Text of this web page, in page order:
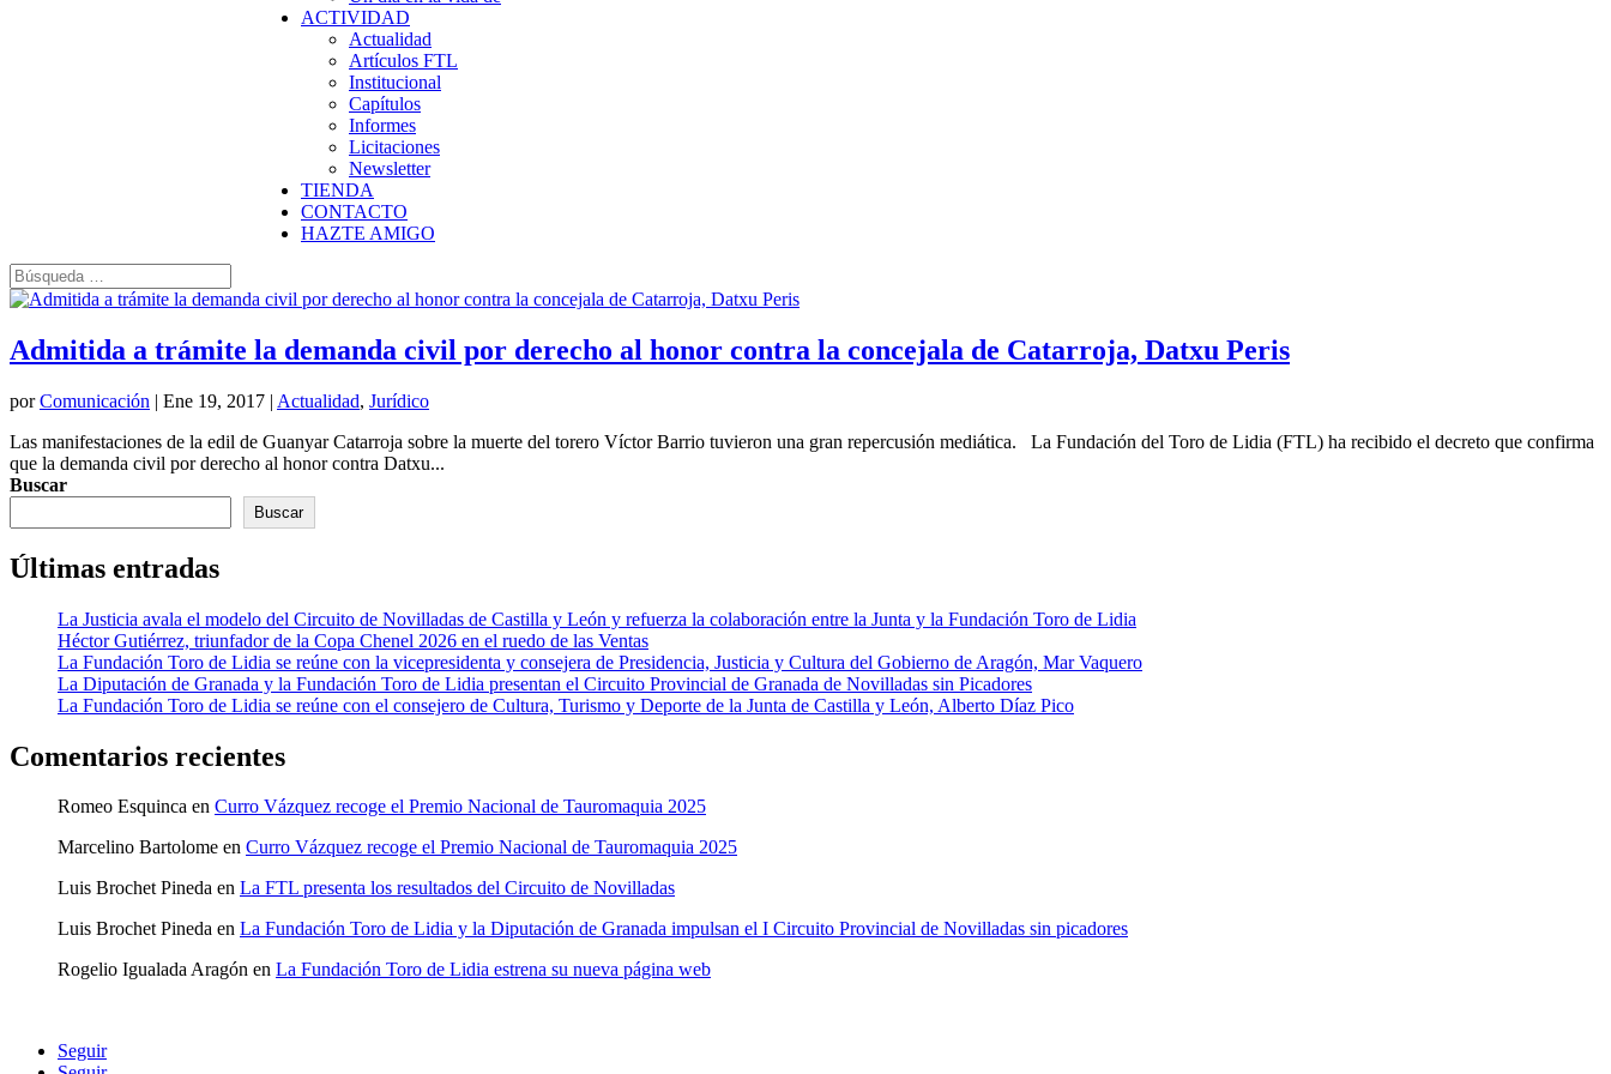
ACTIVIDAD
Actualidad
Artículos FTL
Institucional
Capítulos
Informes
Licitaciones
Newsletter
TIENDA
CONTACTO
HAZTE AMIGO
Admitida a trámite la demanda civil por derecho al honor contra la concejala de Catarroja, Datxu Peris
porComunicación | Ene 19, 2017 | Actualidad, Jurídico
Las manifestaciones de la edil de Guanyar Catarroja sobre la muerte del torero Víctor Barrio tuvieron una gran repercusión mediática. La Fundación del Toro de Lidia (FTL) ha recibido el decreto que confirma
que la demanda civil por derecho al honor contra Datxu...
Buscar
Buscar
Últimas entradas
La Justicia avala el modelo del Circuito de Novilladas de Castilla y León y refuerza la colaboración entre la Junta y la Fundación Toro de Lidia
Héctor Gutiérrez, triunfador de la Copa Chenel 2026 en el ruedo de las Ventas
La Fundación Toro de Lidia se reúne con la vicepresidenta y consejera de Presidencia, Justicia y Cultura del Gobierno de Aragón, Mar Vaquero
La Diputación de Granada y la Fundación Toro de Lidia presentan el Circuito Provincial de Granada de Novilladas sin Picadores
La Fundación Toro de Lidia se reúne con el consejero de Cultura, Turismo y Deporte de la Junta de Castilla y León, Alberto Díaz Pico
Comentarios recientes
Romeo Esquinca en Curro Vázquez recoge el Premio Nacional de Tauromaquia 2025
Marcelino Bartolome en Curro Vázquez recoge el Premio Nacional de Tauromaquia 2025
Luis Brochet Pineda en La FTL presenta los resultados del Circuito de Novilladas
Luis Brochet Pineda en La Fundación Toro de Lidia y la Diputación de Granada impulsan el I Circuito Provincial de Novilladas sin picadores
Rogelio Igualada Aragón en La Fundación Toro de Lidia estrena su nueva página web
Seguir